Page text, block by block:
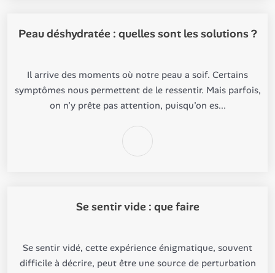
Peau déshydratée : quelles sont les solutions ?
Il arrive des moments où notre peau a soif. Certains
symptômes nous permettent de le ressentir. Mais parfois,
on n’y prête pas attention, puisqu’on es...
Se sentir vide : que faire
Se sentir vidé, cette expérience énigmatique, souvent
difficile à décrire, peut être une source de perturbation